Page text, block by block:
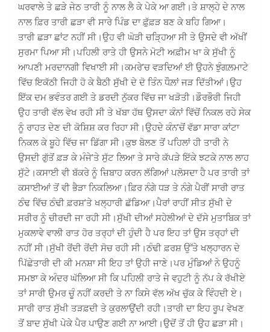
ਘਰਵਾਲੇ ਤੇ ਛੜੇ ਜੇਠ ਤਾਰੀ ਨੂੰ ਨਾਲ ਲੈ ਕੇ ਪੇਕੇ ਆ ਗਈ।ਤੇ ਸ਼ਾਲ੍ਹੇ ਦੇ ਨਾਲ
ਨਾਲ ਫ਼ਿਰ ਤਾਰੀ ਛੜਾ ਵੀ ਸਾਰੇ ਪਿੰਡ ਦਾ ਫ਼ੁੱਫ਼ੜ ਬਣ ਕੇ ਬਹਿ ਗਿਆ।
ਤਾਰੀ ਛੜਾ ਛਾਂਟ ਨਹੀਂ ਸੀ।ਉਹ ਵੀ ਘੋੜੀ ਚੜ੍ਹਿਆ ਸੀ ਤੇ ਉਸਦੇ ਵੀ ਅੱਖੀਂ
ਸੁਰਮਾ ਪਿਆ ਸੀ।ਪਹਿਲੀ ਰਾਤੇ ਹੀ ਉਸਨੇ ਮੋਟੀ ਅਫ਼ੀਮ ਖਾ ਕੇ ਸੁੱਖੀ ਨੂੰ
ਆਪਣੀ ਮਰਦਾਨਗੀ ਵਿਖਾਈ ਸੀ।ਕਮਰੇ’ਚ ਵੜਦਿਆਂ ਈ ਉਹਨੇ ਝੁੰਗਲ਼ਮਾਟੇ
ਵਿੱਚ ਇਕੱਠੀ ਜਿਹੀ ਹੋ ਕੇ ਬੈਠੀ ਸੁੱਖੀ ਦੇ ਦੋ ਤਿੰਨ ਧੌਲ਼ਾਂ ਜੜ ਦਿੱਤੀਆਂ।ਉਹ
ਇੱਕ ਦਮ ਭਵੰਤਰ ਗਈ ਤੇ ਡਰਦੀ ਨੁੱਕਰ ਵਿੱਚ ਜਾ ਖੜੋਤੀ।ਡੌਰਭੌਰੀ ਜਿਹੀ
ਉਹ ਤਾਰੀ ਵੱਲ ਵੇਖ ਰਹੀ ਸੀ ਤੇ ਖੱਬਾ ਹੱਥ ਉਸਦਾ ਕੰਨਾਂ ਵਿੱਚੋਂ ਨਿਕਲ ਰਹੇ ਸੇਕ
ਨੂੰ ਰਾਹਤ ਦੇਣ ਦੀ ਕੋਸ਼ਿਸ਼ ਕਰ ਰਿਹਾ ਸੀ।ਉਹਦੇ ਕੰਨ’ਚੋਂ ਵੱਡਾ ਸਾਰਾ ਕਾਂਟਾ
ਨਿਕਲ ਕੇ ਬੂਹੇ ਵਿੱਚ ਜਾ ਡਿੱਗਾ ਸੀ।ਕੁਝ ਬੋਲਣ ਤੋਂ ਪਹਿਲਾਂ ਹੀ ਤਾਰੀ ਨੇ
ਉਸਦੀ ਗੁੱਤੋਂ ਫ਼ੜ ਕੇ ਮੰਜੇ’ਤੇ ਸੁੱਟ ਲਿਆ ਤੇ ਸਾਰੇ ਕੱਪੜੇ ਇੱਕੇ ਝਟਕੇ ਨਾਲ ਲਾਹ
ਸੁੱਟੇ।ਕਸਾਈ ਵੀ ਬੱਕਰੇ ਨੂੰ ਜ਼ਿਬਾਹ ਕਰਨ ਲੱਗਿਆਂ ਪਲੋਸਦਾ ਹੈ ਪਰ ਤਾਰੀ ਤਾਂ
ਕਸਾਈਆਂ ਤੋਂ ਵੀ ਭੈੜਾ ਨਿਕਲਿਆ।ਫ਼ਿਰ ਨੰਗੇ ਧੜ ਤੇ ਨੰਗੇ ਪੈਰੀਂ ਸਾਰੀ ਰਾਤ
ਠੰਢ ਵਿੱਚ ਠੰਢੀ ਫ਼ਰਸ਼’ਤੇ ਖਲ੍ਹਾਰੀ ਛੱਡਿਆ।ਪੈਰਾਂ ਰਾਹੀਂ ਸੀਤ ਸੁੱਖੀ ਦੇ
ਸਰੀਰ ਨੂੰ ਚੀਰਦੀ ਜਾ ਰਹੀ ਸੀ।ਸੁੱਖੀ ਦੀਆਂ ਸਹੇਲੀਆਂ ਦੇ ਦੱਸੇ ਮੁਤਾਬਿਕ ਤਾਂ
ਮੁਕਲਾਵੇ ਵਾਲੀ ਰਾਤ ਹੋਰ ਤਰ੍ਹਾਂ ਦੀ ਹੁੰਦੀ ਹੈ ਪਰ ਇਹ ਤਾਂ ਉਸ ਤਰ੍ਹਾਂ ਦੀ
ਨਹੀਂ ਸੀ।ਸੁੱਖੀ ਰੋਂਦੀ ਰੋਂਦੀ ਸੋਚ ਰਹੀ ਸੀ।ਠੰਢੀ ਫ਼ਰਸ਼ ਉੱਤੇ ਖਲ੍ਹਾਰਨ ਦੇ
ਪਿੱਛੇਤਾਰੀ ਦੀ ਕੀ ਮਨਸ਼ਾ ਸੀ ਇਹ ਤਾਂ ਉਹੀ ਜਾਣੇ।ਪਰ ਮੁੰਡਿਆਂ ਨੇ ਉਹਨੂੰ
ਸਮਝਾ ਕੇ ਅੰਦਰ ਘੱਲਿਆ ਸੀ ਕਿ ਪਹਿਲੀ ਰਾਤੇ ਜੇ ਵਹੁਟੀ ਨੂੰ ਨੱਪ ਕੇ ਰੱਖੀਏ
ਤਾਂ ਸਾਰੀ ਉਮਰ ਚੂੰ ਨਹੀਂ ਕਰਦੀ ਤੇ ਨਾ ਕਿਸੇ ਵੱਲ ਅੱਖ ਚੁੱਕ ਕੇ ਵਿੰਹਦੀ ਏ।
ਸਾਰੀ ਰਾਤ ਸੁੱਖੀ ਤੜਫ਼ਦੀ ਤੇ ਕੁਰਲਾਉਂਦੀ ਰਹੀ।ਤਾਰੀ ਦਾ ਇਹ ਰੂਪ ਵੇਖਣ
ਤੋਂ ਬਾਦ ਸੁੱਖੀ ਪੇਕੇ ਪੈਰ ਪਾਉਣ ਗਈ ਨਾ ਆਈ।ਉਦੋਂ ਤੋਂ ਹੀ ਉਹ ਛੜਾ ਸੀ।